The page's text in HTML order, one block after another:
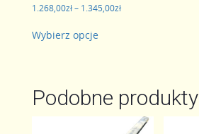
1.268,00zł– 1.345,00złZakres
Wybierz opcjeprodukt
Opcje
można
Podobne produkty